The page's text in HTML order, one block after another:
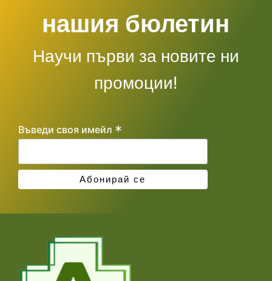
нашия бюлетин
Научи първи за новите ни
промоции!
Въведи своя имейл *